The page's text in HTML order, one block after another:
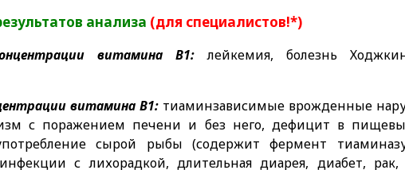
анализа (для специалистов!*)
витамина В1:
лейкемия, болезнь
витамина В1: тиаминзависимые врожденные
с поражением печени и без него, дефицит в
сырой рыбы (содержит фермент
с лихорадкой, длительная диарея, диабет, рак,